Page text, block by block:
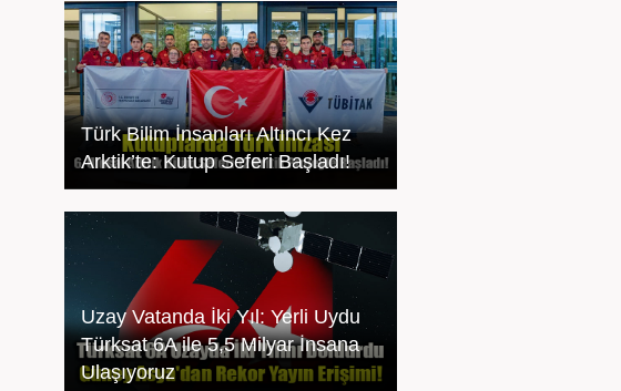
Türk Bilim İnsanları Altıncı Kez
Arktik’te: Kutup Seferi Başladı!
Uzay Vatanda İki Yıl: Yerli Uydu
Türksat 6A ile 5,5 Milyar İnsana
Ulaşıyoruz